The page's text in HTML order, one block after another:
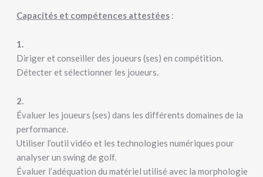
Capacités et compétences attestées:
1.
Diriger et conseiller des joueurs (ses) en compétition.
Détecter et sélectionner les joueurs.
2.
Évaluer les joueurs (ses) dans les différents domaines de la
performance.
Utiliser l’outil vidéo et les technologies numériques pour
analyser un swing de golf.
Évaluer l’adéquation du matériel utilisé avec la morphologie